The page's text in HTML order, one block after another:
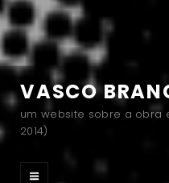
VASCO
um website sobre a obra
2014)